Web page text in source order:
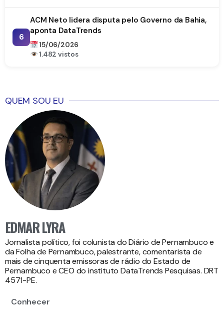
6
ACM Neto lidera disputa pelo Governo da Bahia,
aponta DataTrends
15/06/2026
1.482 vistos
QUEM SOU EU
EDMAR LYRA
Jornalista político, foi colunista do Diário de Pernambuco e
da Folha de Pernambuco, palestrante, comentarista de
mais de cinquenta emissoras de rádio do Estado de
Pernambuco e CEO do instituto DataTrends Pesquisas. DRT
4571-PE.
Conhecer